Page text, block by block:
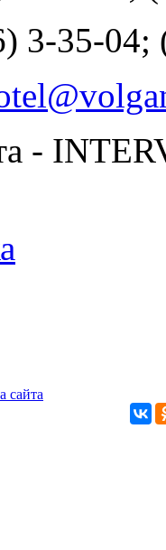
3-35-04;
-
сайта